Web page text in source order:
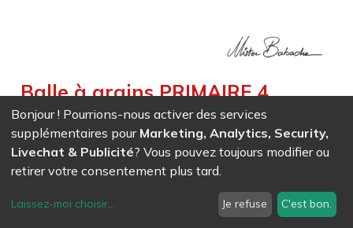
Balle à grains PRIMAIRE 4
couleurs (BEACH) - 110 g -
rouge/jaune/bleu/vert
6,200 cm Size :
grains est la préférée du public débutant. (Prix à la pièce)
Bonjour ! Pourrions-nous activer des services
supplémentaires pour Marketing, Analytics, Security,
Livechat & Publicité? Vous pouvez toujours modifier ou
retirer votre consentement plus tard.
Laissez-moi choisir... Je refuse C'est bon.